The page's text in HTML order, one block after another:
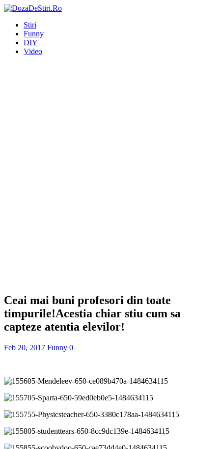
Stiri
Funny
DIY
Video
Ceai mai buni profesori din toate
timpurile!Acestia chiar stiu cum sa
capteze atentia elevilor!
Feb 20, 2017 Funny 0